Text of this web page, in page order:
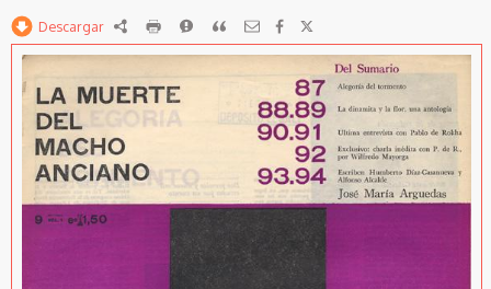
Descargar RDF imprimirReportarCitar